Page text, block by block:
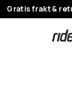
Gratis frakt &